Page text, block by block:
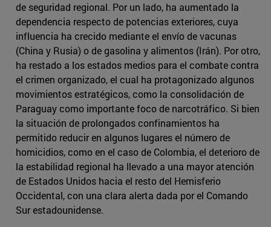
de seguridad regional. Por un lado, ha aumentado la
dependencia respecto de potencias exteriores, cuya
influencia ha crecido mediante el envío de vacunas
(China y Rusia) o de gasolina y alimentos (Irán). Por otro,
ha restado a los estados medios para el combate contra
el crimen organizado, el cual ha protagonizado algunos
movimientos estratégicos, como la consolidación de
Paraguay como importante foco de narcotráfico. Si bien
la situación de prolongados confinamientos ha
permitido reducir en algunos lugares el número de
homicidios, como en el caso de Colombia, el deterioro de
la estabilidad regional ha llevado a una mayor atención
de Estados Unidos hacia el resto del Hemisferio
Occidental, con una clara alerta dada por el Comando
Sur estadounidense.